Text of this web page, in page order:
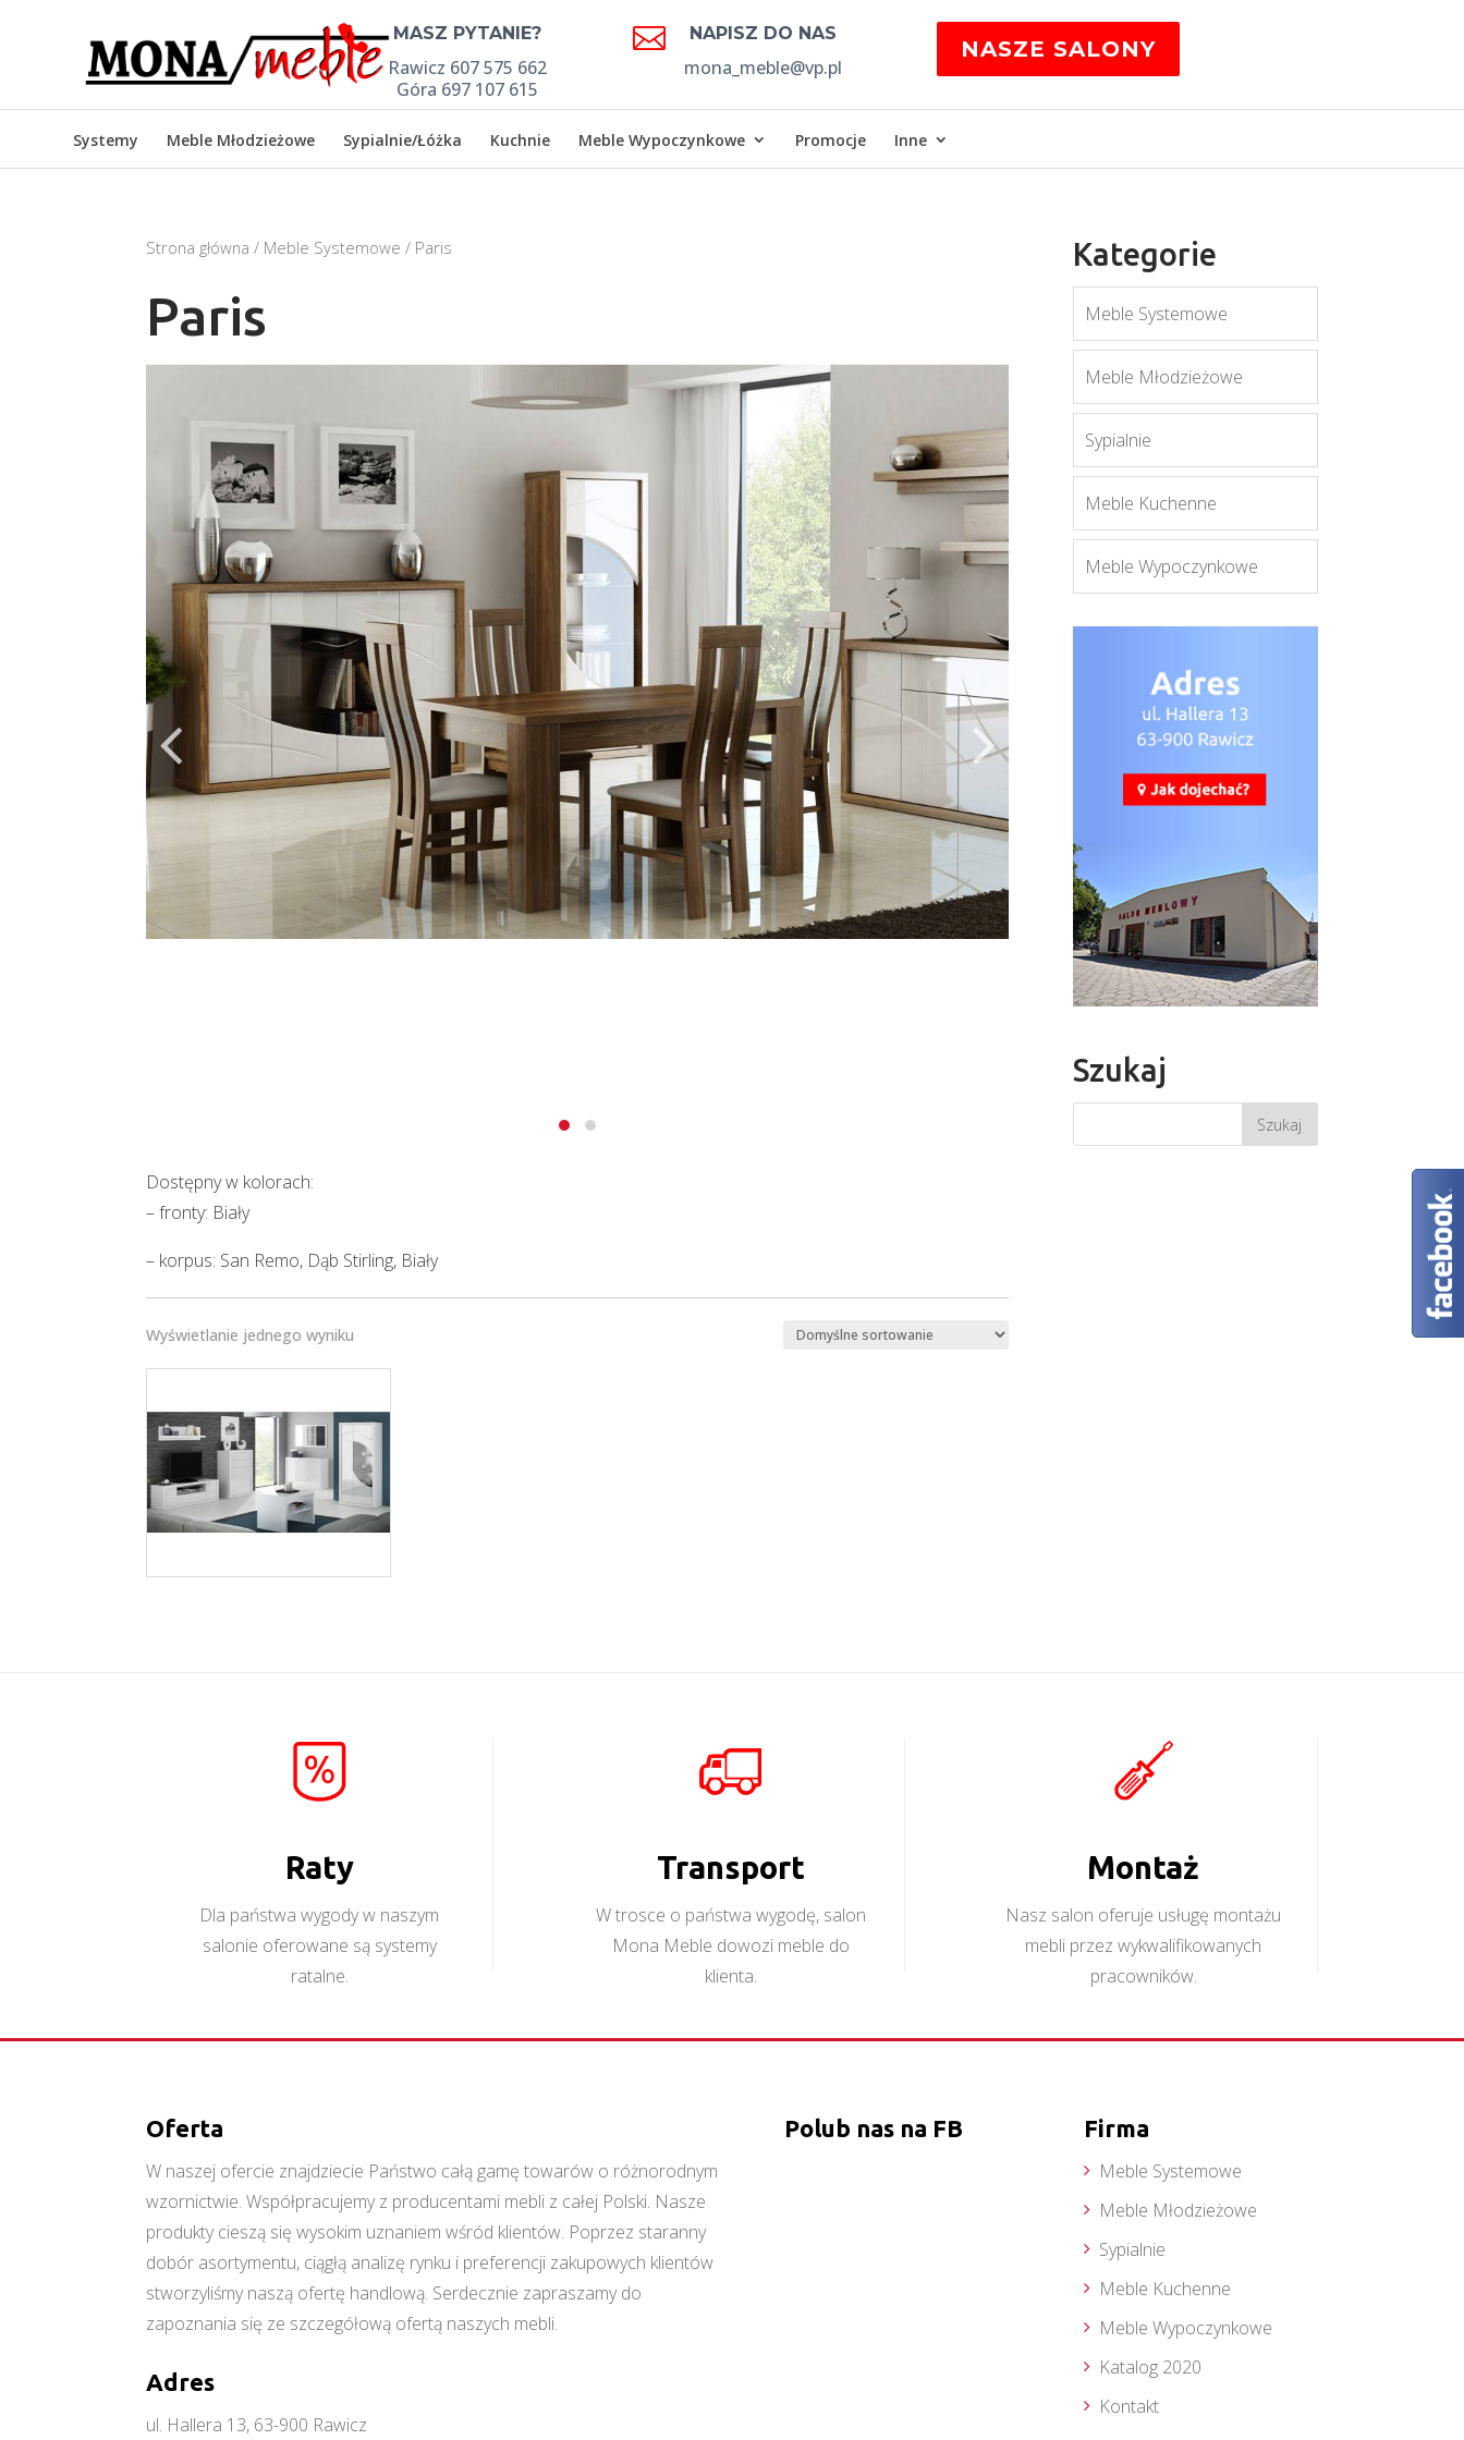
 MASZ PYTANIE?
Rawicz 607 575 662
Góra 697 107 615
 NAPISZ DO NAS
mona_meble@vp.pl
NASZE SALONY
Systemy Meble Młodzieżowe Sypialnie/Łóżka Kuchnie Meble Wypoczynkowe Promocje Inne
Strona główna / Meble Systemowe / Paris
Paris
Dostępny w kolorach:
– fronty: Biały
– korpus: San Remo, Dąb Stirling, Biały
Wyświetlanie jednego wyniku
Kategorie
Meble Systemowe
Meble Młodzieżowe
Sypialnie
Meble Kuchenne
Meble Wypoczynkowe
Szukaj
Raty
Dla państwa wygody w naszym
salonie oferowane są systemy
ratalne.
Transport
W trosce o państwa wygodę, salon
Mona Meble dowozi meble do
klienta.
Montaż
Nasz salon oferuje usługę montażu
mebli przez wykwalifikowanych
pracowników.
Oferta
W naszej ofercie znajdziecie Państwo całą gamę towarów o różnorodnym
wzornictwie. Współpracujemy z producentami mebli z całej Polski. Nasze
produkty cieszą się wysokim uznaniem wśród klientów. Poprzez staranny
dobór asortymentu, ciągłą analizę rynku i preferencji zakupowych klientów
stworzyliśmy naszą ofertę handlową. Serdecznie zapraszamy do
zapoznania się ze szczegółową ofertą naszych mebli.
Adres
ul. Hallera 13, 63-900 Rawicz
Polub nas na FB Firma
Meble Systemowe
Meble Młodzieżowe
Sypialnie
Meble Kuchenne
Meble Wypoczynkowe
Katalog 2020
Kontakt